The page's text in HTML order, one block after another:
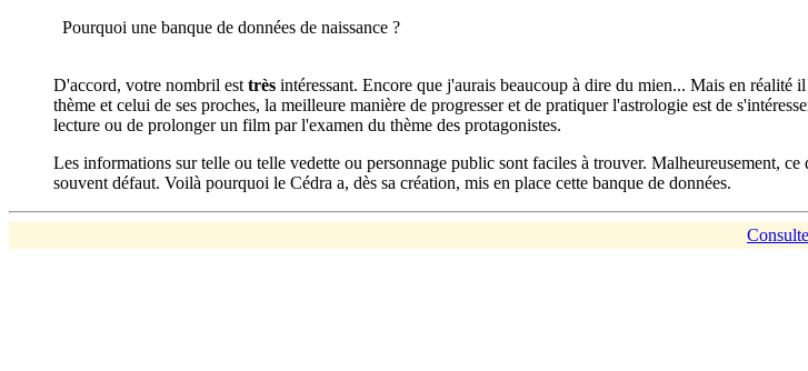
Pourquoi une banque de données de naissance ?
D'accord, votre nombril est très intéressant. Encore que j'aurais beaucoup à dire du mien... Mais en réalité
thème et celui de ses proches, la meilleure manière de progresser et de pratiquer l'astrologie est de
lecture ou de prolonger un film par l'examen du thème des protagonistes.
Les informations sur telle ou telle vedette ou personnage public sont faciles à trouver. Malheureusement,
souvent défaut. Voilà pourquoi le Cédra a, dès sa création, mis en place cette banque de données.